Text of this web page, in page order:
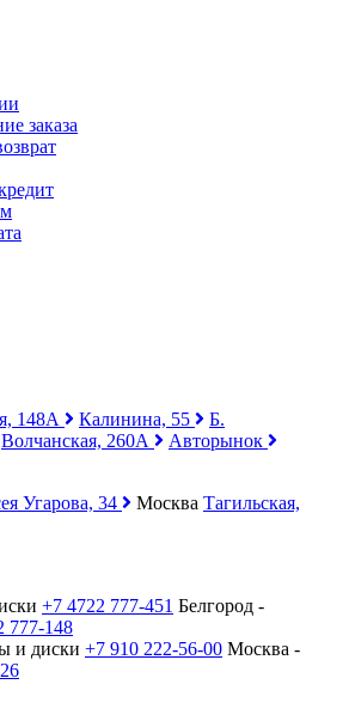
заказа
148А Калинина, 55
Б.
Волчанская, 260А
Авторынок
Угарова, 34 Москва Тагильская,
+7 4722 777-451 Белгород -
777-148
и диски +7 910 222-56-00 Москва -